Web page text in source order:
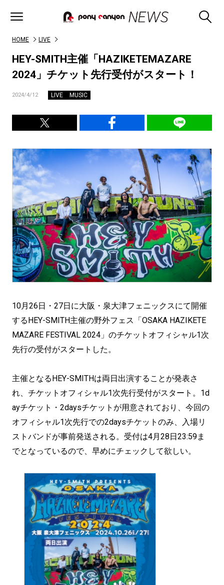
HOME LIVE
HEY-SMITH主催「HAZIKETEMAZARE
2024」チケット先行受付がスタート！
2024/4/12 LIVE MUSIC
10月26日・27日に大阪・泉大津フェニックスにて開催
するHEY-SMITH主催の野外フェス「OSAKA HAZIKETE
MAZARE FESTIVAL 2024」のチケットオフィシャル1次
先行の受付がスタートした。
主催となるHEY-SMITHは両日出演することが発表さ
れ、チケットオフィシャル1次先行受付がスタート。1d
ayチケット・2daysチケットが用意されており、今回の
オフィシャル1次先行での2daysチケットのみ、入場リ
ストバンドが事前発送される。受付は4月28日23:59ま
でとなっているので、早めにチェックして欲しい。